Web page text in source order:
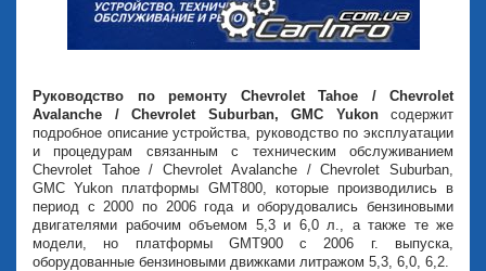
Руководство по ремонту Chevrolet Tahoe / Chevrolet
Avalanche / Chevrolet Suburban, GMC Yukonсодержит
подробное описание устройства, руководство по эксплуатации
и процедурам связанным с техническим обслуживанием
Chevrolet Tahoe / Chevrolet Avalanche / Chevrolet Suburban,
GMC Yukon платформы GMT800, которые производились в
период с 2000 по 2006 года и оборудовались бензиновыми
двигателями рабочим объемом 5,3 и 6,0 л., а также те же
модели, но платформы GMT900 с 2006 г. выпуска,
оборудованные бензиновыми движками литражом 5,3, 6,0, 6,2.